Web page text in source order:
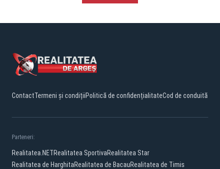
ContactTermeni și condițiiPolitică de confidențialitateCod de conduită
Parteneri:
Realitatea.NETRealitatea SportivaRealitatea Star
Realitatea de HarghitaRealitatea de BacauRealitatea de Timis